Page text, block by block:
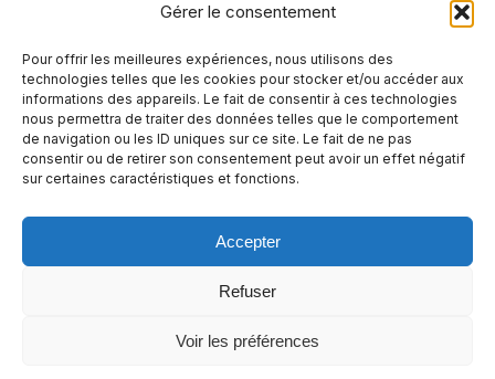
Gérer le consentement
Pour offrir les meilleures expériences, nous utilisons des
technologies telles que les cookies pour stocker et/ou accéder aux
informations des appareils. Le fait de consentir à ces technologies
nous permettra de traiter des données telles que le comportement
de navigation ou les ID uniques sur ce site. Le fait de ne pas
consentir ou de retirer son consentement peut avoir un effet négatif
sur certaines caractéristiques et fonctions.
Accepter
Refuser
Voir les préférences
Trouvez nous sur :
La
page
Facebook
une
Adresse